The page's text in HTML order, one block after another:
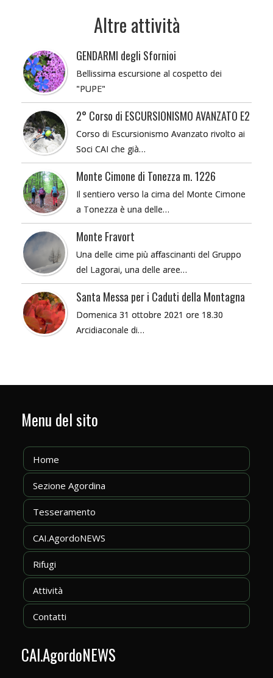
Altre attività
GENDARMI degli Sfornioi
Bellissima escursione al cospetto dei
"PUPE"
2° Corso di ESCURSIONISMO AVANZATO E2
Corso di Escursionismo Avanzato rivolto ai
Soci CAI che già…
Monte Cimone di Tonezza m. 1226
Il sentiero verso la cima del Monte Cimone
a Tonezza è una delle…
Monte Fravort
Una delle cime più affascinanti del Gruppo
del Lagorai, una delle aree…
Santa Messa per i Caduti della Montagna
Domenica 31 ottobre 2021 ore 18.30
Arcidiaconale di…
Menu del sito
Home
Sezione Agordina
Tesseramento
CAI.AgordoNEWS
Rifugi
Attività
Contatti
CAI.AgordoNEWS